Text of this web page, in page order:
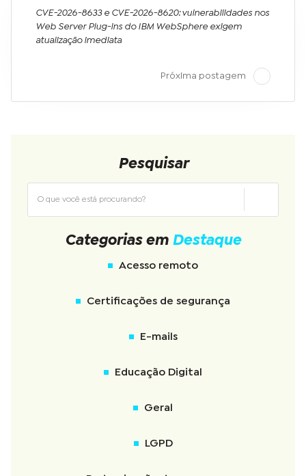
CVE-2026-8633 e CVE-2026-8620: vulnerabilidades nos
Web Server Plug-ins do IBM WebSphere exigem
atualização imediata
Próxima postagem
Pesquisar
Categorias em Destaque
Acesso remoto
Certificações de segurança
E-mails
Educação Digital
Geral
LGPD